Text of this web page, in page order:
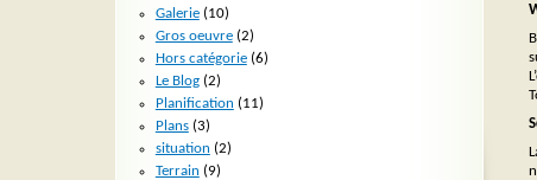
Galerie(10)
Gros oeuvre(2)
Hors catégorie(6)
Le Blog(2)
Planification (11)
Plans(3)
situation (2)
Terrain (9)